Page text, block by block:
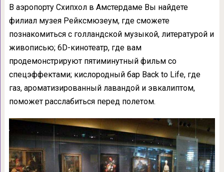
В аэропорту Схипхол в Амстердаме Вы найдете
филиал музея Рейксмюзеум, где сможете
познакомиться с голландской музыкой, литературой и
живописью; 6D-кинотеатр, где вам
продемонстрируют пятиминутный фильм со
спецэффектами; кислородный бар Back to Life, где
газ, ароматизированный лавандой и эвкалиптом,
поможет расслабиться перед полетом.